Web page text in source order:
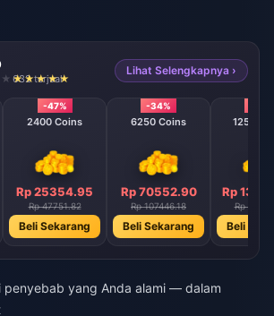
632 terjual
Lihat Selengkapnya ›
-47%
2400 Coins
Rp 25354.95
Rp 47751.82
Beli Sekarang
-34%
6250 Coins
Rp 70552.90
Rp 107446.18
Beli Sekarang
12500
Rp
Rp
Beli
penyebab yang Anda alami — dalam